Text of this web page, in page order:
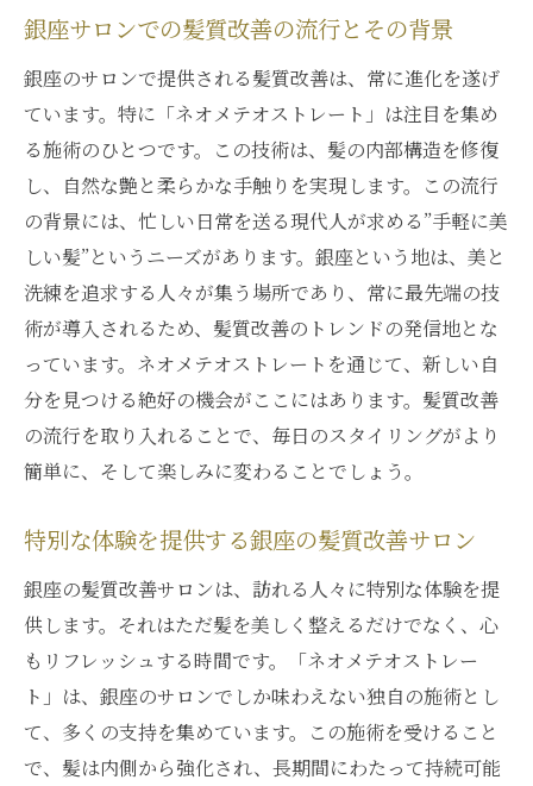
銀座サロンでの髪質改善の流行とその背景
銀座のサロンで提供される髪質改善は、常に進化を遂げ
ています。特に「ネオメテオストレート」は注目を集め
る施術のひとつです。この技術は、髪の内部構造を修復
し、自然な艶と柔らかな手触りを実現します。この流行
の背景には、忙しい日常を送る現代人が求める”手軽に美
しい髪”というニーズがあります。銀座という地は、美と
洗練を追求する人々が集う場所であり、常に最先端の技
術が導入されるため、髪質改善のトレンドの発信地とな
っています。ネオメテオストレートを通じて、新しい自
分を見つける絶好の機会がここにはあります。髪質改善
の流行を取り入れることで、毎日のスタイリングがより
簡単に、そして楽しみに変わることでしょう。
特別な体験を提供する銀座の髪質改善サロン
銀座の髪質改善サロンは、訪れる人々に特別な体験を提
供します。それはただ髪を美しく整えるだけでなく、心
もリフレッシュする時間です。「ネオメテオストレー
ト」は、銀座のサロンでしか味わえない独自の施術とし
て、多くの支持を集めています。この施術を受けること
で、髪は内側から強化され、長期間にわたって持続可能